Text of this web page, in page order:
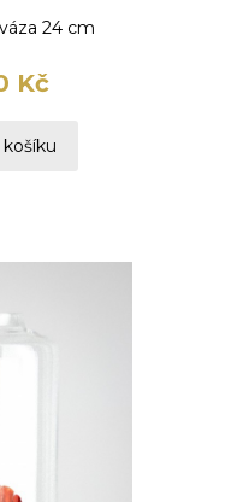
24 cm
Kč